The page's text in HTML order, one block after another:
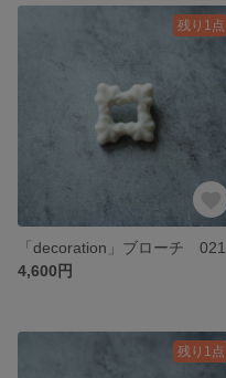
残り1点
「decoration」ブローチ 021
4,600円
残り1点